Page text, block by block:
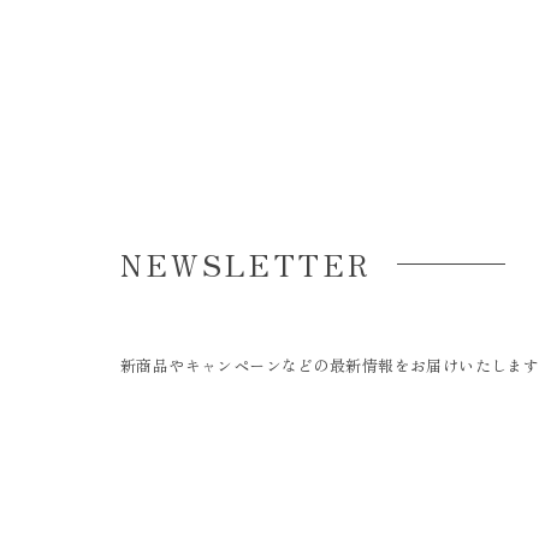
NEWSLETTER
新商品やキャンペーンなどの最新情報をお届けいたしま